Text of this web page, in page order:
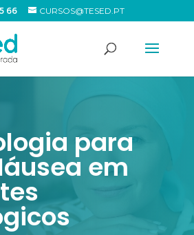
66 CURSOS@TESED.PT
para
em